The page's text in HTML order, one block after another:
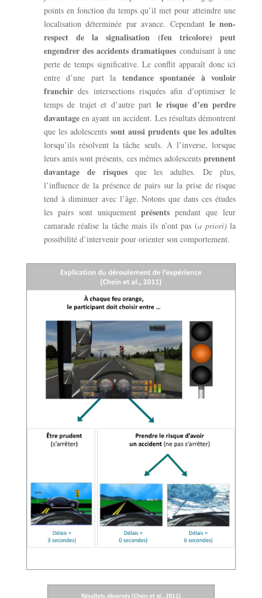
points en fonction du temps qu’il met pour atteindre une
localisation déterminée par avance. Cependant le non-
respect de la signalisation (feu tricolore) peut
engendrer des accidents dramatiques conduisant à une
perte de temps significative. Le conflit apparaît donc ici
entre d’une part la tendance spontanée à vouloir
franchirdes intersections risquées afin d’optimiser le
temps de trajet et d’autre part le risque d’en perdre
davantageen ayant un accident. Les résultats démontrent
que les adolescents sont aussi prudents que les adultes
lorsqu’ils résolvent la tâche seuls. À l’inverse, lorsque
leurs amis sont présents, ces mêmes adolescentsprennent
davantage de risquesque les adultes. De plus,
l’influence de la présence de pairs sur la prise de risque
tend à diminuer avec l’âge. Notons que dans ces études
les pairs sont uniquementprésents pendant que leur
camarade réalise la tâche mais ils n’ont pas (a priori) la
possibilité d’intervenir pour orienter son comportement.